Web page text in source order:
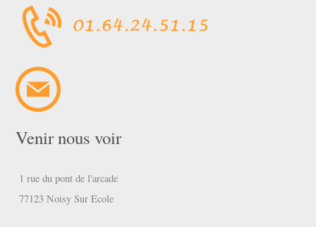
Venir nous voir
1 rue du pont de l'arcade
77123 Noisy Sur Ecole